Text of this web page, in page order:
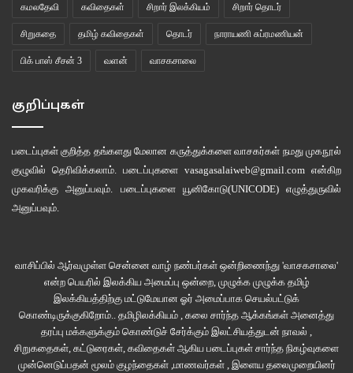
கமலதேவி கவிதைகள் சிறார் இலக்கியம் சிறார் தொடர்
சிறுகதை தமிழ் கவிதைகள் தொடர் நாராயணி சுப்ரமணியன்
பிக் பாஸ் சீசன் 3 வளன் வாசகசாலை
குறிப்புகள்
படைப்புகள் குறித்த தங்களது மேலான கருத்துக்களை வாசகர்கள் நமது முகநூல்
குழுவில் தெரிவிக்கலாம். படைப்புகளை vasagasalaiweb@gmail.com என்கிற
முகவரிக்கு அனுப்பவும். படைப்புகளை யூனிகோடு(UNICODE)எழுத்துருவில்
அனுப்பவும்.
வாசிப்பில் ஆர்வமுள்ள சென்னை வாழ் நண்பர்கள் ஒன்றிணைந்து 'வாசகசாலை'
என்ற பெயரில் இலக்கிய அமைப்பு ஒன்றை, முழுக்க முழுக்க தமிழ்
இலக்கியத்திற்கு மட்டுமேயான ஓர் அமைப்பாக செயல்பட்டுக்
கொண்டிருக்குகிறோம்.. தமிழிலக்கியம் , கலை சார்ந்த ஆக்கங்கள் அனைத்து
தரப்பு மக்களுக்கும் கொண்டுச் சேர்க்கும் இலட்சியத்துடன் நாவல் ,
சிறுகதைகள், கட்டுரைகள், கவிதைகள் ஆகிய படைப்புகள் சார்ந்த நிகழ்வுகளை
முன்னெடுப்பதன் மூலம் குழந்தைகள் ,மாணவர்கள் , இளைய தலைமுறையினர்